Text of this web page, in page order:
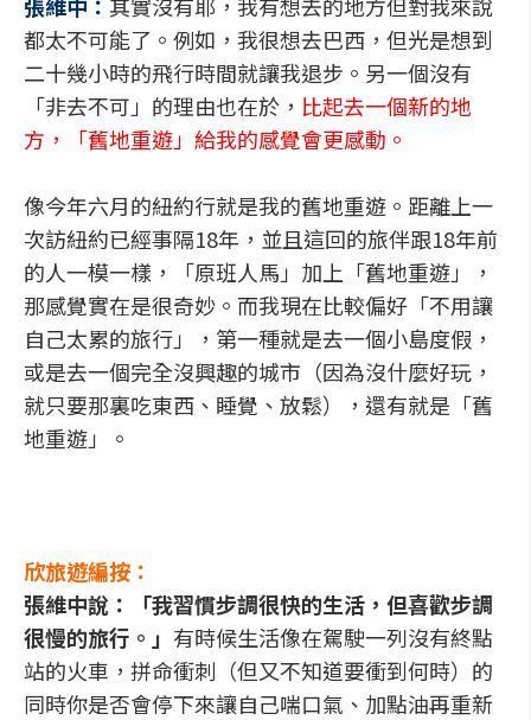
都太不可能了。例如，我很想去巴西，但光是想到
二十幾小時的飛行時間就讓我退步。另一個沒有
「非去不可」的理由也在於， 比起去一個新的地
方，「舊地重遊」給我的感覺會更感動。
像今年六月的紐約行就是我的舊地重遊。距離上一
次訪紐約已經事隔18年，並且這回的旅伴跟18年前
的人一模一樣，「原班人馬」加上「舊地重遊」，
那感覺實在是很奇妙。而我現在比較偏好「不用讓
自己太累的旅行」，第一種就是去一個小島度假，
或是去一個完全沒興趣的城市（因為沒什麼好玩，
就只要那裏吃東西、睡覺、放鬆），還有就是「舊
地重遊」。
欣旅遊編按：
張維中說：「我習慣步調很快的生活，但喜歡步調
很慢的旅行。」 有時候生活像在駕駛一列沒有終點
站的火車，拼命衝刺（但又不知道要衝到何時）的
同時你是否會停下來讓自己喘口氣、加點油再重新